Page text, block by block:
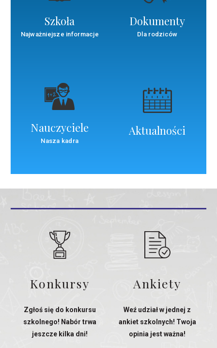
Szkoła
Najważniejsze informacje
Dokumenty
Dla rodziców
Nauczyciele
Nasza kadra
Aktualności
Konkursy
Zgłoś się do konkursu
szkolnego! Nabór trwa
jeszcze kilka dni!
Ankiety
Weź udział w jednej z
ankiet szkolnych! Twoja
opinia jest ważna!